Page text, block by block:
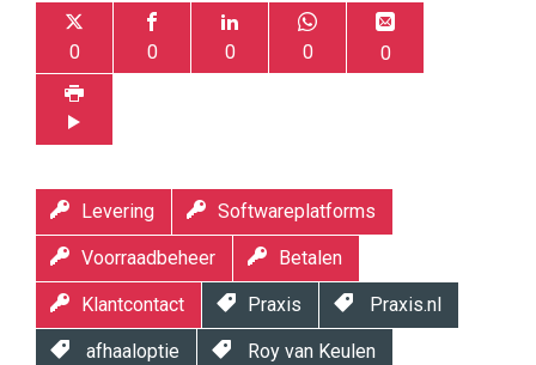
0 0 0 0 0
Levering Softwareplatforms
Voorraadbeheer Betalen
Klantcontact Praxis Praxis.nl
afhaaloptie Roy van Keulen